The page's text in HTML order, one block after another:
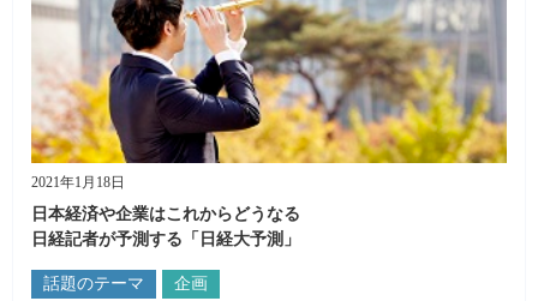
2021年1月18日
日本経済や企業はこれからどうなる
日経記者が予測する「日経大予測」
話題のテーマ 企画